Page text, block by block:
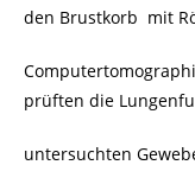
den Brustkorb mit
prüften die
untersuchten